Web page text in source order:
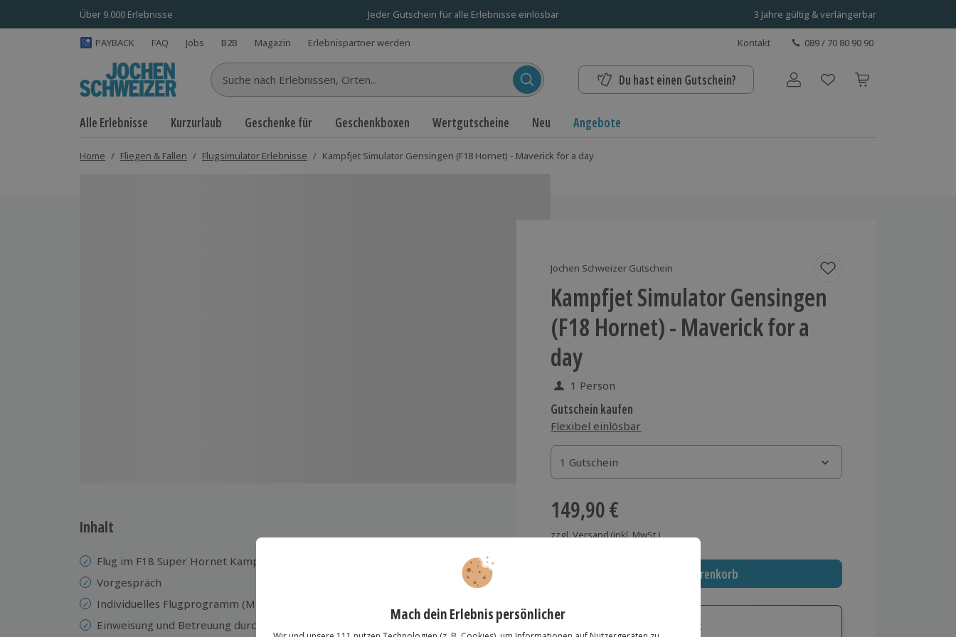
Über 9.000 Erlebnisse Jeder Gutschein für alle Erlebnisse einlösbar 3 Jahre gültig & verlängerbar
PAYBACK FAQ Jobs B2B Magazin Erlebnispartner werden Kontakt 089 / 70 80 90 90
Suche nach Erlebnissen... Du hast einen Gutschein? Benutzerkonto
Alle Erlebnisse Kurzurlaub Geschenke für Geschenkboxen Wertgutscheine Neu Angebote
Home / Fliegen & Fallen / Flugsimulator Erlebnisse / Kampfjet Simulator Gensingen (F18 Hornet) - Maverick for a day
Jochen Schweizer Gutschein
Kampfjet Simulator Gensingen
(F18 Hornet) - Maverick for a
day
1 Person
Gutschein kaufen
Flexibel einlösbar
1 Gutschein
1 Gutschein
1 Gutschein
149,90 €
zzgl. Versand(inkl. MwSt.)
In den Warenkorb
Immer das richtige Geschenk:
Inhalt
Flug im F18 Super Hornet Kampfjet Flugsimulator
Vorgespräch
Individuelles Flugprogramm (Missions)
Einweisung und Betreuung durch einen erfahrenen Instruktor